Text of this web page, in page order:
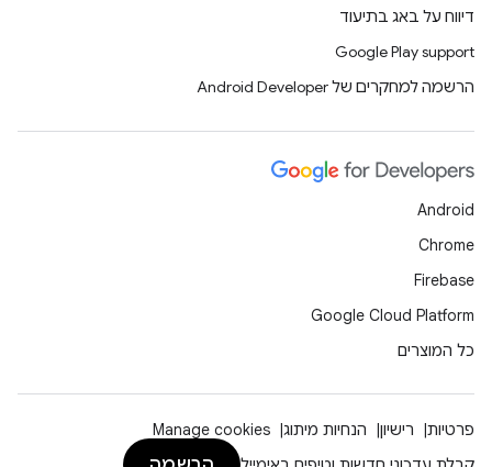
דיווח על באג בתיעוד
Google Play support
הרשמה למחקרים של Android Developer
Android
Chrome
Firebase
Google Cloud Platform
כל המוצרים
פרטיות רישיון הנחיות מיתוג
Manage cookies